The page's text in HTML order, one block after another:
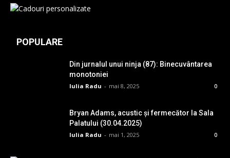
POPULARE
Din jurnalul unui ninja (87): Binecuvântarea
monotoniei
Iulia Radu - mai 8, 2025 0
Bryan Adams, acustic și fermecător la Sala
Palatului (30.04.2025)
Iulia Radu - mai 1, 2025 0